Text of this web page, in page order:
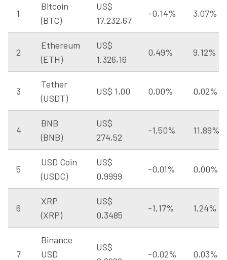
1
Bitcoin
(BTC)
US$
17.232,67
-0,14% 3,07%
2
Ethereum
(ETH)
US$
1.326,16
0,49% 9,12%
3
Tether
(USDT)
US$ 1,00 0,00% 0,02%
4
BNB
(BNB)
US$
274,52
-1,50% 11,89%
5
USD Coin
(USDC)
US$
0,9999
-0,01% 0,00%
6
XRP
(XRP)
US$
0,3485
-1,17% 1,24%
7
Binance
USD
US$
-0,02% 0,03%